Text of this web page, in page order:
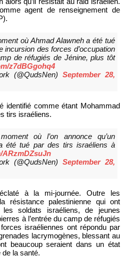
agent de renseignement de
où Ahmad Alawneh a été tué
incursion des forces d’occupation
de réfugiés de Jénine, plus tôt
z7dBGgohq4
(@QudsNen) September 28,
identifié comme étant Mohammad
tirs israéliens.
où l’on annonce qu’un
été tué par des tirs israéliens à
(@QudsNen) September 28,
à la mi-journée. Outre les
résistance palestinienne qui ont
soldats israéliens, de jeunes
à l’entrée du camp de réfugiés
israéliennes ont répondu par
lacrymogènes, blessant au
beaucoup seraient dans un état
la santé.